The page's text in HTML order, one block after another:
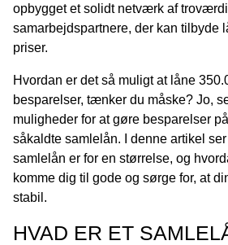
opbygget et solidt netværk af
samarbejdspartnere, der kan tilbyde
priser.
Hvordan er det så muligt at låne
besparelser, tænker du måske? Jo,
muligheder for at gøre besparelser
såkaldte samlelån. I denne artikel
samlelån er for en størrelse, og
komme dig til gode og sørge for, at
stabil.
HVAD ER ET